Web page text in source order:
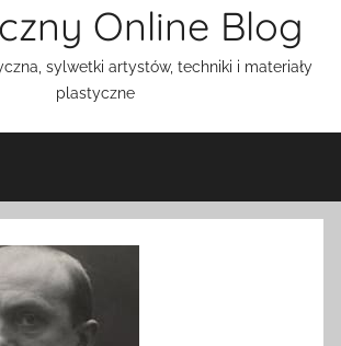
Online Blog
sylwetki artystów, techniki i materiały
plastyczne